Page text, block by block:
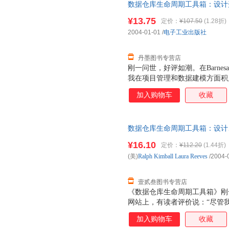
数据仓库生命周期工具箱：设
刚一问世，好评如潮。在
我在项目管理和数据建模方面
决有关项目管理和数据仓库生
为“本书要比版更加物有所值
那些从事数据仓库的创建和管
¥13.75 定价： ¥107.50 (1.28折)
丹墨图书专营店
2004-01-01 /电子工业出版社
加入购物车 收藏
数据仓库生命周期工具箱：设
《数据仓库生命周期工具箱》
网站上，有读者评价说：“尽管
中经验，但我认为本书才是解
的参考信息源。”还有读者认
¥16.10 定价： ¥112.20 (1.44折)
壹贰叁图书专营店
(美)Ralph Kimball Laura Reeves /2004-
加入购物车 收藏